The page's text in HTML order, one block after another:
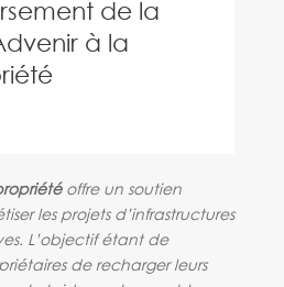
de la
à la
offre un soutien
les projets d’infrastructures
L’objectif étant de
de recharger leurs